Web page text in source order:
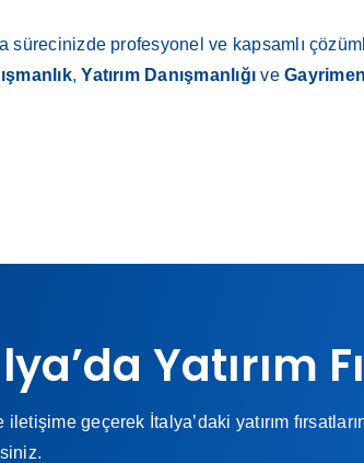
profesyonel ve kapsamlı
,Yatırım Danışmanlığı ve
Yatırım
iletişime geçerek İtalya’daki yatırım